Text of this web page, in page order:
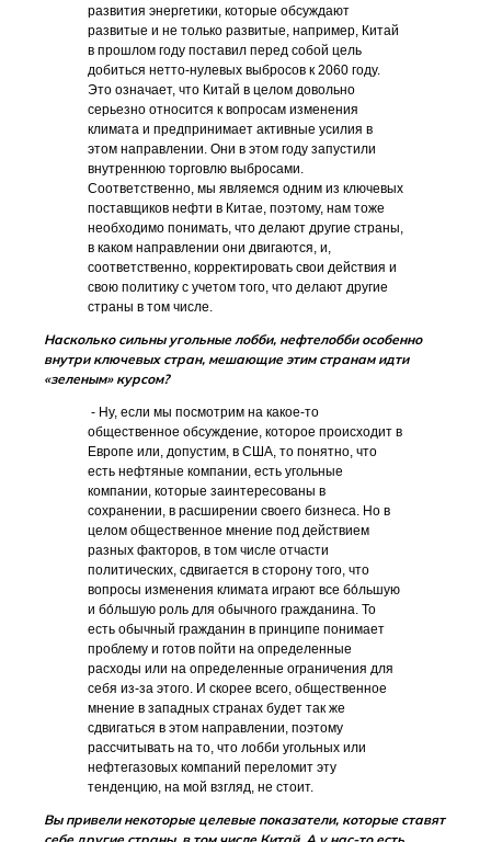
развития энергетики, которые обсуждают
развитые и не только развитые, например, Китай
в прошлом году поставил перед собой цель
добиться нетто-нулевых выбросов к 2060 году.
Это означает, что Китай в целом довольно
серьезно относится к вопросам изменения
климата и предпринимает активные усилия в
этом направлении. Они в этом году запустили
внутреннюю торговлю выбросами.
Соответственно, мы являемся одним из ключевых
поставщиков нефти в Китае, поэтому, нам тоже
необходимо понимать, что делают другие страны,
в каком направлении они двигаются, и,
соответственно, корректировать свои действия и
свою политику с учетом того, что делают другие
страны в том числе.
Насколько сильны угольные лобби, нефтелобби особенно
внутри ключевых стран, мешающие этим странам идти
«зеленым» курсом?
- Ну, если мы посмотрим на какое-то
общественное обсуждение, которое происходит в
Европе или, допустим, в США, то понятно, что
есть нефтяные компании, есть угольные
компании, которые заинтересованы в
сохранении, в расширении своего бизнеса. Но в
целом общественное мнение под действием
разных факторов, в том числе отчасти
политических, сдвигается в сторону того, что
вопросы изменения климата играют все бо́льшую
и бо́льшую роль для обычного гражданина. То
есть обычный гражданин в принципе понимает
проблему и готов пойти на определенные
расходы или на определенные ограничения для
себя из-за этого. И скорее всего, общественное
мнение в западных странах будет так же
сдвигаться в этом направлении, поэтому
рассчитывать на то, что лобби угольных или
нефтегазовых компаний переломит эту
тенденцию, на мой взгляд, не стоит.
Вы привели некоторые целевые показатели, которые ставят